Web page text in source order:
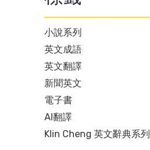
小說系列
英文成語
英文翻譯
新聞英文
電子書
AI翻譯
Klin Cheng 英文辭典系列